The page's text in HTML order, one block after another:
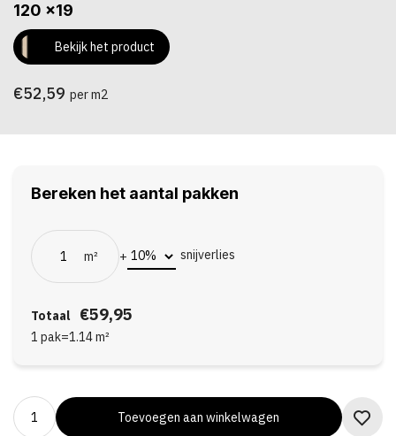
120 x19
Bekijk het product
€52,59 per m2
Bereken het aantal pakken
m² + snijverlies
Totaal €59,95
1 pak=1.14m²
Toevoegen aan winkelwagen